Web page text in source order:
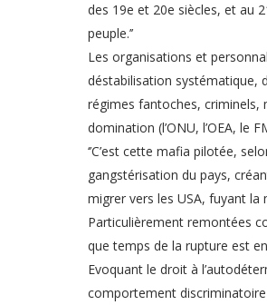
des 19e et 20e siècles, et au
peuple.’’
Les organisations et
déstabilisation systématique,
régimes fantoches, criminels,
domination (l’ONU, l’OEA, le
‘’C’est cette mafia pilotée,
gangstérisation du pays,
migrer vers les USA, fuyant la
Particulièrement remontées
que temps de la rupture est
Evoquant le droit à
comportement